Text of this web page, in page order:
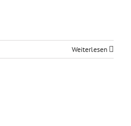
Weiterlesen